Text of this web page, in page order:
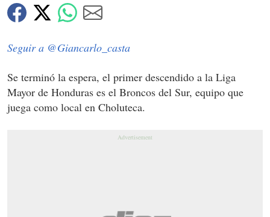
Seguir a @Giancarlo_casta
Se terminó la espera, el primer descendido a la Liga
Mayor de Honduras es el Broncos del Sur, equipo que
juega como local en Choluteca.